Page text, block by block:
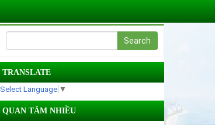
TRANSLATE
Select Language ▼
QUAN TÂM NHIỀU